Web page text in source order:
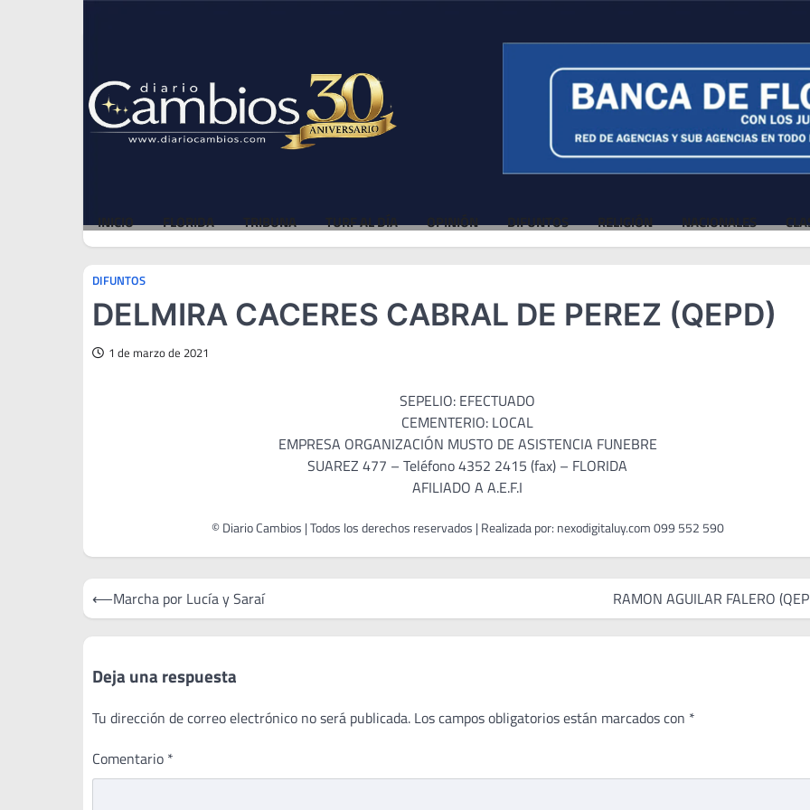
INICIO FLORIDA TRIBUNA TURF AL DÍA OPINIÓN DIFUNTOS RELIGIÓN NACIONALES
DIFUNTOS
DELMIRA CACERES CABRAL DE PEREZ (QEPD)
1 de marzo de 2021
SEPELIO: EFECTUADO
CEMENTERIO: LOCAL
EMPRESA ORGANIZACIÓN MUSTO DE ASISTENCIA FUNEBRE
SUAREZ 477 – Teléfono 4352 2415 (fax) – FLORIDA
AFILIADO A A.E.F.I
Navegación
de
entradas
⟵Marcha por Lucía y Saraí RAMON AGUILAR FALERO
Deja una respuesta
Tu dirección de correo electrónico no será publicada. Los campos obligatorios están marcados con *
Comentario *